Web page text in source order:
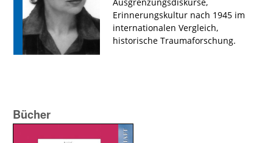
Erinnerungskultur nach 1945 im
internationalen Vergleich,
historische Traumaforschung.
Bücher